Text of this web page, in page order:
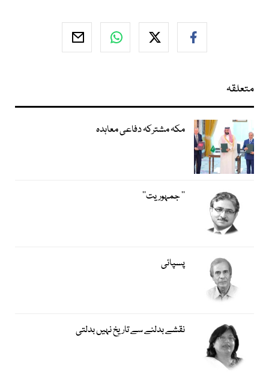
متعلقہ
مکہ مشترکہ دفاعی معاہدہ
’’ جمہوریت‘‘
پسپائی
نقشے بدلنے سے تاریخ نہیں بدلتی